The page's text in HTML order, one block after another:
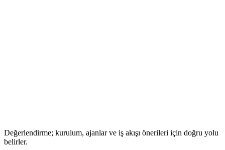
Değerlendirme; kurulum, ajanlar ve iş akışı önerileri için doğru yolu
belirler.